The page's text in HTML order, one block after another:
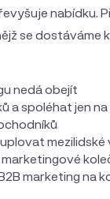
nabídku.
se
nedá obejít
a spoléhat jen na
marketing na